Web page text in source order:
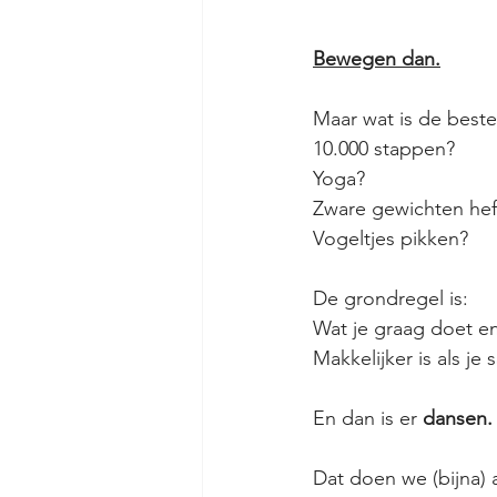
Bewegen dan.
Maar wat is de
10.000 stappen?
Yoga?
Zware gewichten
Vogeltjes pikken?
De grondregel is:
Wat je graag doet
Makkelijker is als je
En dan is er dansen.
Dat doen we (bijna)